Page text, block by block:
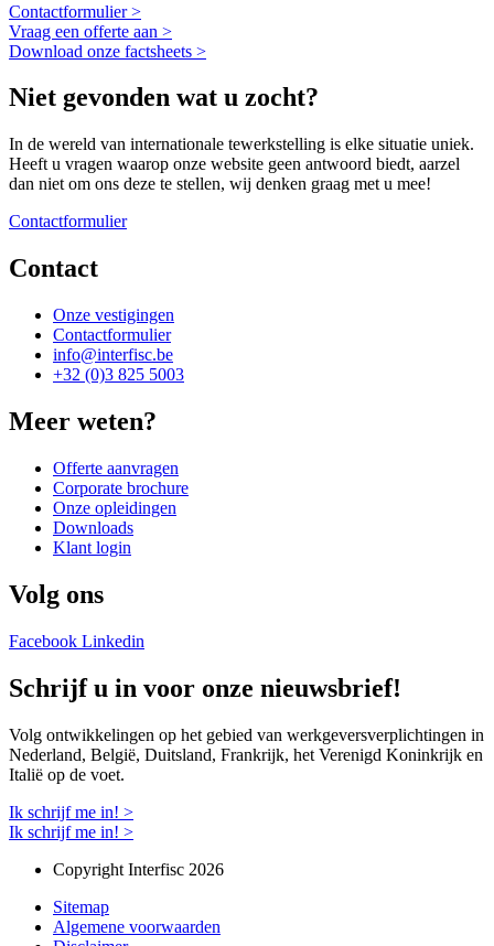
Contactformulier >
Vraag een offerte aan >
Download onze factsheets >
Niet gevonden wat u zocht?
In de wereld van internationale tewerkstelling is elke situatie uniek.
Heeft u vragen waarop onze website geen antwoord biedt, aarzel
dan niet om ons deze te stellen, wij denken graag met u mee!
Contactformulier
Contact
Onze vestigingen
Contactformulier
info@interfisc.be
+32 (0)3 825 5003
Meer weten?
Offerte aanvragen
Corporate brochure
Onze opleidingen
Downloads
Klant login
Volg ons
Facebook Linkedin
Schrijf u in voor onze nieuwsbrief!
Volg ontwikkelingen op het gebied van werkgeversverplichtingen in
Nederland, België, Duitsland, Frankrijk, het Verenigd Koninkrijk en
Italië op de voet.
Ik schrijf me in! >
Ik schrijf me in! >
Copyright Interfisc 2026
Sitemap
Algemene voorwaarden